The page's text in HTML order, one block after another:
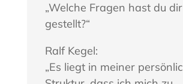
„Welche Fragen hast du dir
gestellt?“
Ralf Kegel:
„Es liegt in meiner